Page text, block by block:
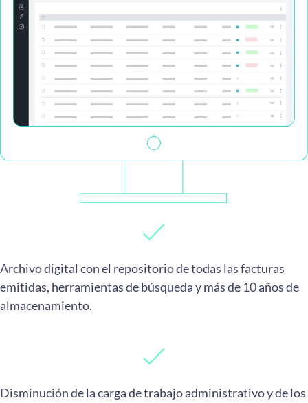
Archivo digital con el repositorio de todas las facturas
emitidas, herramientas de búsqueda y más de 10 años de
almacenamiento.
Disminución de la carga de trabajo administrativo y de los